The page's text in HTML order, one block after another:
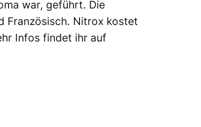
war, geführt. Die
Französisch. Nitrox kostet
Infos findet ihr auf